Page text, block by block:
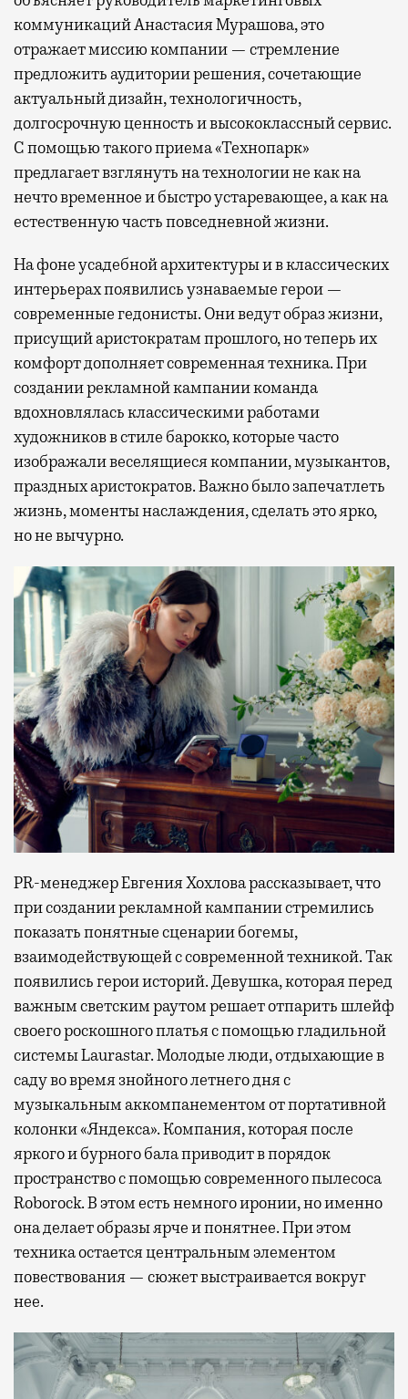
коммуникаций Анастасия Мурашова, это
отражает миссию компании — стремление
предложить аудитории решения, сочетающие
актуальный дизайн, технологичность,
долгосрочную ценность и высококлассный сервис.
С помощью такого приема «Технопарк»
предлагает взглянуть на технологии не как на
нечто временное и быстро устаревающее, а как на
естественную часть повседневной жизни.
На фоне усадебной архитектуры и в классических
интерьерах появились узнаваемые герои —
современные гедонисты. Они ведут образ жизни,
присущий аристократам прошлого, но теперь их
комфорт дополняет современная техника. При
создании рекламной кампании команда
вдохновлялась классическими работами
художников в стиле барокко, которые часто
изображали веселящиеся компании, музыкантов,
праздных аристократов. Важно было запечатлеть
жизнь, моменты наслаждения, сделать это ярко,
но не вычурно.
PR-менеджер Евгения Хохлова рассказывает, что
при создании рекламной кампании стремились
показать понятные сценарии богемы,
взаимодействующей с современной техникой. Так
появились герои историй. Девушка, которая перед
важным светским раутом решает отпарить шлейф
своего роскошного платья с помощью гладильной
системы Laurastar. Молодые люди, отдыхающие в
саду во время знойного летнего дня с
музыкальным аккомпанементом от портативной
колонки «Яндекса». Компания, которая после
яркого и бурного бала приводит в порядок
пространство с помощью современного пылесоса
Roborock. В этом есть немного иронии, но именно
она делает образы ярче и понятнее. При этом
техника остается центральным элементом
повествования — сюжет выстраивается вокруг
нее.